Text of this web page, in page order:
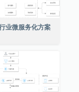
业微服务化方案